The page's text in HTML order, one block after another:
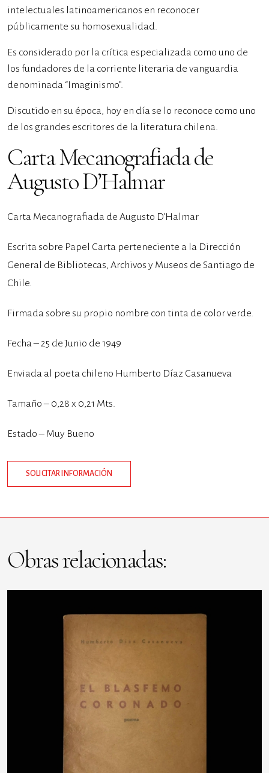
intelectuales latinoamericanos en reconocer
públicamente su homosexualidad.
Es considerado por la crítica especializada como uno de
los fundadores de la corriente literaria de vanguardia
denominada “Imaginismo”.
Discutido en su época, hoy en día se lo reconoce como uno
de los grandes escritores de la literatura chilena.
Carta Mecanografiada de
Augusto D’Halmar
Carta Mecanografiada de Augusto D’Halmar
Escrita sobre Papel Carta perteneciente a la Dirección
General de Bibliotecas, Archivos y Museos de Santiago de
Chile.
Firmada sobre su propio nombre con tinta de color verde.
Fecha – 25 de Junio de 1949
Enviada al poeta chileno Humberto Díaz Casanueva
Tamaño – 0,28 x 0,21 Mts.
Estado – Muy Bueno
SOLICITAR INFORMACIÓN
Obras relacionadas: